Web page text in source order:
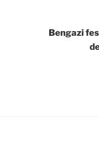
Bengazi